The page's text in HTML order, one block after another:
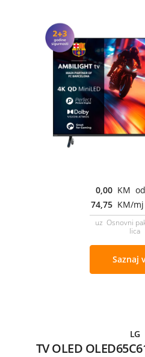
0,00 KM
74,75 KM/
uz Osnovni
lica
Saznaj
LG
TV OLED